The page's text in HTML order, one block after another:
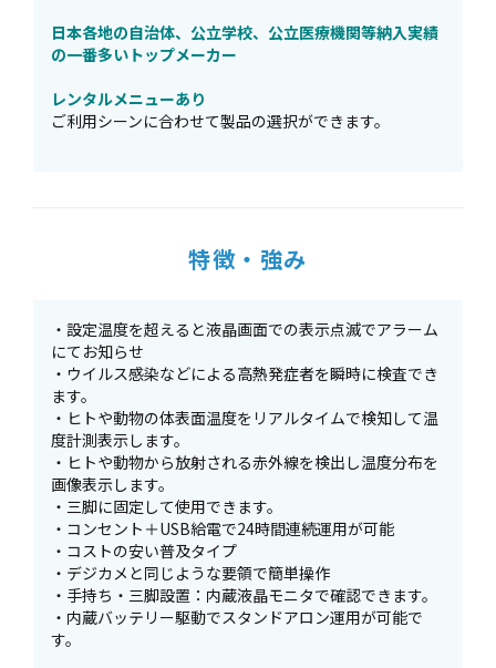
日本各地の自治体、公立学校、公立医療機関等納入実績
の一番多いトップメーカー
レンタルメニューあり
ご利用シーンに合わせて製品の選択ができます。
特徴・強み
・設定温度を超えると液晶画面での表示点滅でアラーム
にてお知らせ
・ウイルス感染などによる高熱発症者を瞬時に検査でき
ます。
・ヒトや動物の体表面温度をリアルタイムで検知して温
度計測表示します。
・ヒトや動物から放射される赤外線を検出し温度分布を
画像表示します。
・三脚に固定して使用できます。
・コンセント＋USB給電で24時間連続運用が可能
・コストの安い普及タイプ
・デジカメと同じような要領で簡単操作
・手持ち・三脚設置：内蔵液晶モニタで確認できます。
・内蔵バッテリー駆動でスタンドアロン運用が可能で
す。